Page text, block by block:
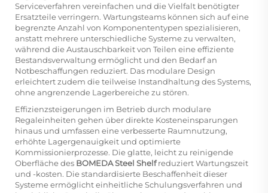
Serviceverfahren vereinfachen und die Vielfalt benötigter
Ersatzteile verringern. Wartungsteams können sich auf eine
begrenzte Anzahl von Komponententypen spezialisieren,
anstatt mehrere unterschiedliche Systeme zu verwalten,
während die Austauschbarkeit von Teilen eine effiziente
Bestandsverwaltung ermöglicht und den Bedarf an
Notbeschaffungen reduziert. Das modulare Design
erleichtert zudem die teilweise Instandhaltung des Systems,
ohne angrenzende Lagerbereiche zu stören.
Effizienzsteigerungen im Betrieb durch modulare
Regaleinheiten gehen über direkte Kosteneinsparungen
hinaus und umfassen eine verbesserte Raumnutzung,
erhöhte Lagergenauigkeit und optimierte
Kommissionierprozesse. Die glatte, leicht zu reinigende
Oberfläche des BOMEDA Steel Shelfreduziert Wartungszeit
und -kosten. Die standardisierte Beschaffenheit dieser
Systeme ermöglicht einheitliche Schulungsverfahren und